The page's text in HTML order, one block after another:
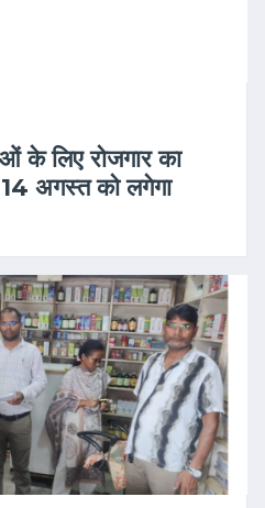
के लिए रोजगार का
अगस्त को लगेगा